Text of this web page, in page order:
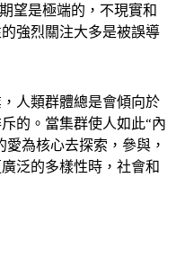
望是極端的，不現實和
強烈關注大多是被誤導
人類群體總是會傾向於
的。當集群使人如此“內
為核心去探索，參與，
泛的多樣性時，社會和